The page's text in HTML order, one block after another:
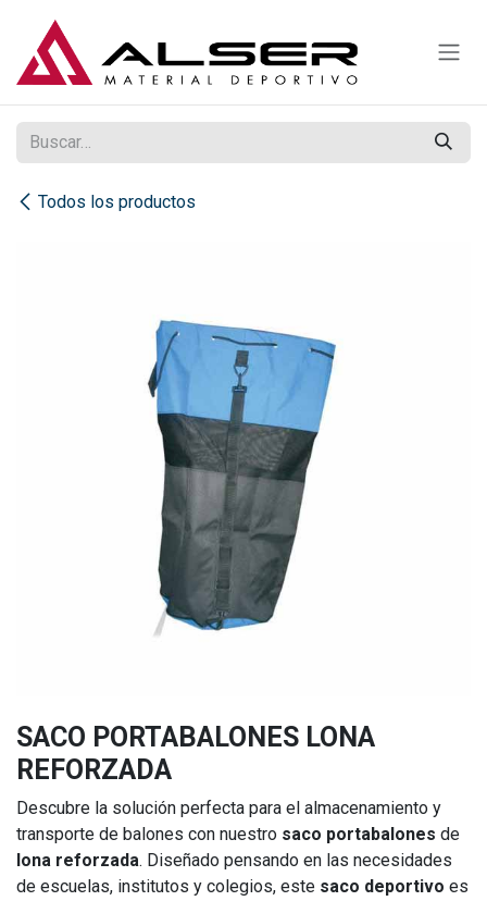
Todos los productos
SACO PORTABALONES LONA
REFORZADA
Descubre la solución perfecta para el almacenamiento y
transporte de balones con nuestro saco portabalones de
lona reforzada. Diseñado pensando en las necesidades
de escuelas, institutos y colegios, este saco deportivo es